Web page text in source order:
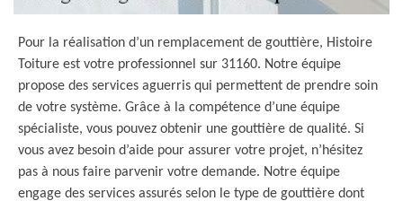
Pour la réalisation d’un remplacement de gouttière, Histoire
Toiture est votre professionnel sur 31160. Notre équipe
propose des services aguerris qui permettent de prendre soin
de votre système. Grâce à la compétence d’une équipe
spécialiste, vous pouvez obtenir une gouttière de qualité. Si
vous avez besoin d’aide pour assurer votre projet, n’hésitez
pas à nous faire parvenir votre demande. Notre équipe
engage des services assurés selon le type de gouttière dont